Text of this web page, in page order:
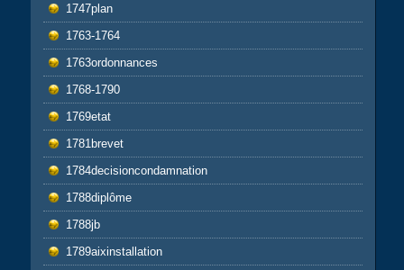
1747plan
1763-1764
1763ordonnances
1768-1790
1769etat
1781brevet
1784decisioncondamnation
1788diplôme
1788jb
1789aixinstallation